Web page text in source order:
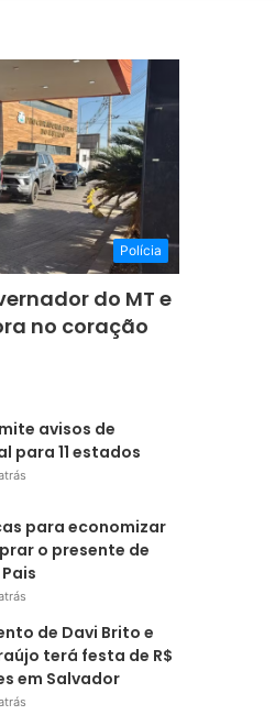
Polícia
do MT e
no coração
avisos de
para 11 estados
para economizar
o presente de
de Davi Brito e
terá festa de R$
em Salvador